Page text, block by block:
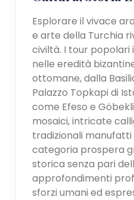
Esplorare il vivace
e arte della Turchia
civiltà. I tour
nelle eredità
ottomane, dalla
Palazzo Topkapi di
come Efeso e
mosaici, intricate
tradizionali manufatti
categoria prospera
storica senza pari
approfondimenti
sforzi umani ed